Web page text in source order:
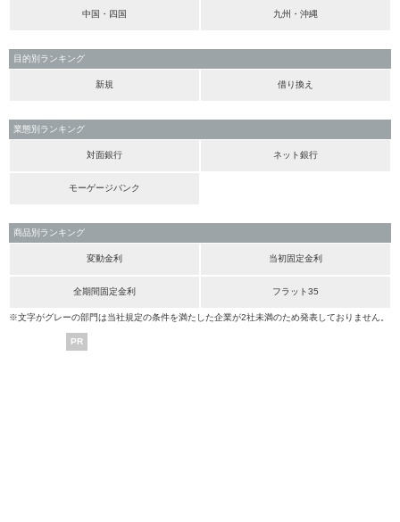
中国・四国 九州・沖縄
目的別ランキング
新規 借り換え
業態別ランキング
対面銀行 ネット銀行
モーゲージバンク
商品別ランキング
変動金利 当初固定金利
全期間固定金利 フラット35
※文字がグレーの部門は当社規定の条件を満たした企業が2社未満のため発表しておりません。
PR